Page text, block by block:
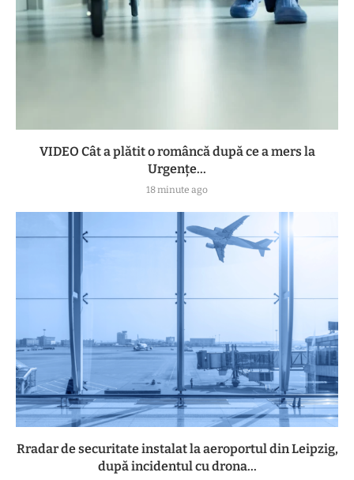
VIDEO Cât a plătit o româncă după ce a mers la
Urgențe...
18 minute ago
Rradar de securitate instalat la aeroportul din Leipzig,
după incidentul cu drona...